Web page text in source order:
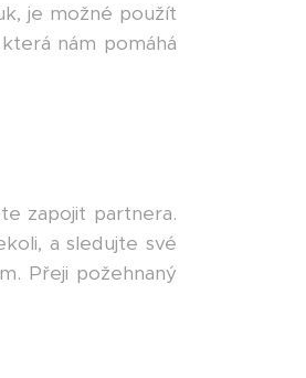
je možné použít
nám pomáhá
zapojit partnera.
a sledujte své
Přeji požehnaný